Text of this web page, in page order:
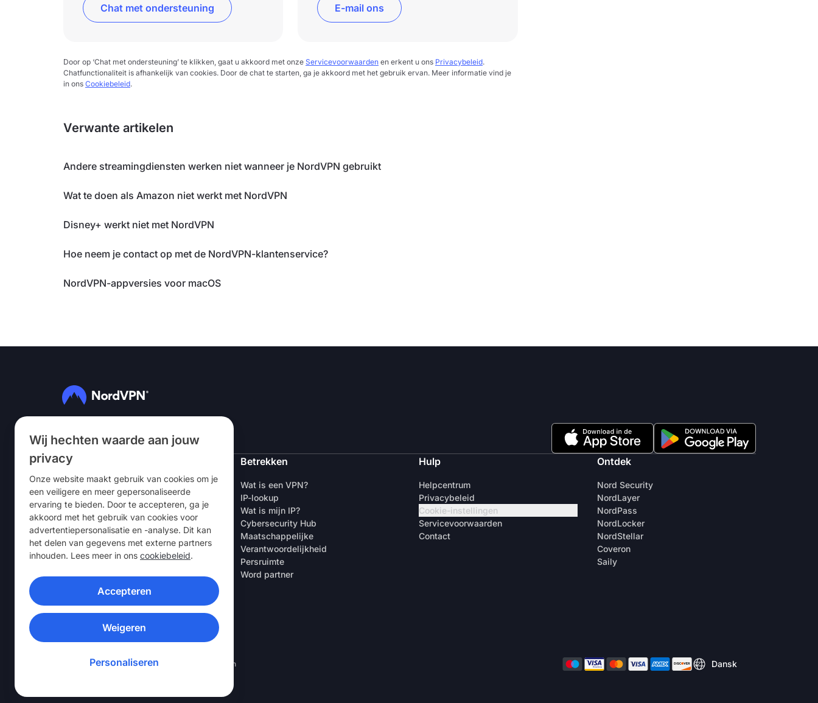
Wij hechten waarde aan jouw
privacy
Onze website maakt gebruik van cookies om je
een veiligere en meer gepersonaliseerde
ervaring te bieden. Door te accepteren, ga je
akkoord met het gebruik van cookies voor
advertentiepersonalisatie en -analyse. Dit kan
het delen van gegevens met externe partners
inhouden. Lees meer in ons cookiebeleid.
Accepteren
Weigeren
Personaliseren
Chat met ondersteuning
E-mail ons
Door op ‘Chat met ondersteuning’ te klikken, gaat u akkoord met onze Servicevoorwaarden en erkent u ons Privacybeleid.
Chatfunctionaliteit is afhankelijk van cookies. Door de chat te starten, ga je akkoord met het gebruik ervan. Meer informatie vind je
in ons Cookiebeleid.
Verwante artikelen
Andere streamingdiensten werken niet wanneer je NordVPN gebruikt
Wat te doen als Amazon niet werkt met NordVPN
Disney+ werkt niet met NordVPN
Hoe neem je contact op met de NordVPN-klantenservice?
NordVPN-appversies voor macOS
NordVPN
Over ons
Vacatures
Gratis VPN-proefperiode
VPN-routers
Beoordelingen
Korting voor studenten & werknemers
Waar te koop
Een vriend uitnodigen
Betrekken
Wat is een VPN?
IP-lookup
Wat is mijn IP?
Cybersecurity Hub
Maatschappelijke
Verantwoordelijkheid
Persruimte
Word partner
Hulp
Helpcentrum
Privacybeleid
Cookie-instellingen
Servicevoorwaarden
Contact
Ontdek
Nord Security
NordLayer
NordPass
NordLocker
NordStellar
Coveron
Saily
VPN-APPS
© 2026 Nord Security. Alle rechten voorbehouden